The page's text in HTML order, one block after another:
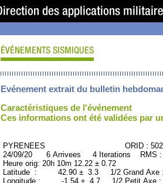
Evénement extrait du bulletin
Caractéristiques de l'événement
Ces informations ont été validées par
PYRENEES ORID :
24/09/20 6 Arrivees 4 Iterations RMS
Heure orig: 20h 10m 12.22 ± 0.72
Latitude : 42.90 ± 3.3 1/2 Grand Axe
Longitude : -1.54 ± 4.7 1/2 Petit Axe